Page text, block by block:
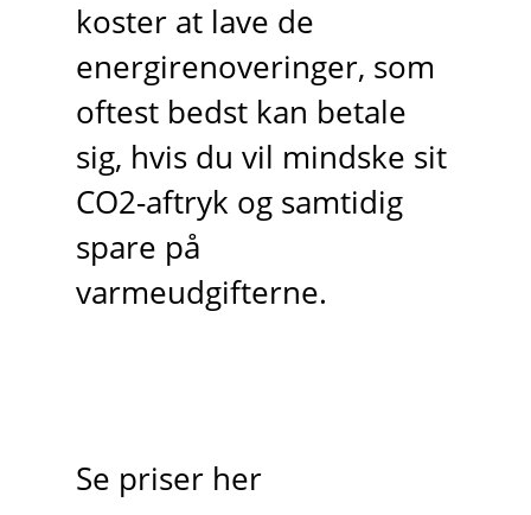
koster at lave de
energirenoveringer, som
oftest bedst kan betale
sig, hvis du vil mindske sit
CO2-aftryk og samtidig
spare på
varmeudgifterne.
Se priser her